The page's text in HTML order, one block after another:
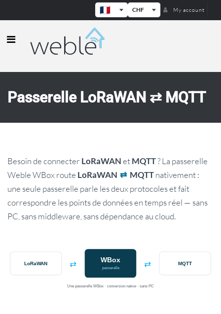
CHF My account
Weble — Passerelles IoT
Passerelle LoRaWAN ⇄ MQTT
Besoin de connecter LoRaWAN et MQTT? La passerelle
Weble WBox route LoRaWAN ⇄ MQTTnativement :
une seule passerelle parle les deux protocoles et fait
correspondre les points de données en temps réel — sans
PC, sans middleware, sans dépendance au cloud.
LoRaWAN ⇄ WBox
passerelle ⇄ MQTT
Une passerelle WBox · conversion native · sans PC